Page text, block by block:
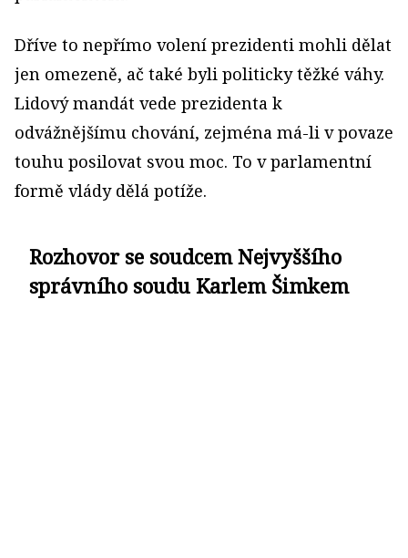
Dříve to nepřímo volení prezidenti mohli dělat
jen omezeně, ač také byli politicky těžké váhy.
Lidový mandát vede prezidenta k
odvážnějšímu chování, zejména má-li v povaze
touhu posilovat svou moc. To v parlamentní
formě vlády dělá potíže.
Rozhovor se soudcem Nejvyššího
správního soudu Karlem Šimkem